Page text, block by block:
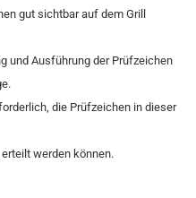
gut sichtbar auf dem Grill
und Ausführung der Prüfzeichen
die Prüfzeichen in dieser
werden können.